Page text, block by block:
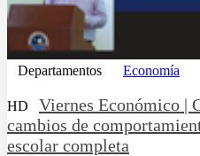
Departamentos Economía
HD
Viernes Económico |
cambios de
escolar completa